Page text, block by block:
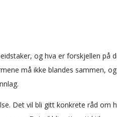
og hva er forskjellen på
må ikke blandes sammen,
Det vil bli gitt konkrete råd om